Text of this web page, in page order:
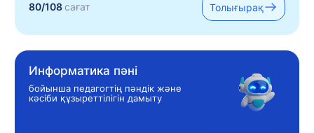
80/108сағат Толығырақ
Информатика пәні
бойынша педагогтің пәндік және
кәсіби құзыреттілігін дамыту